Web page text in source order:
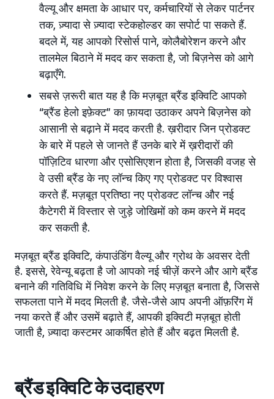
वैल्यू और क्षमता के आधार पर, कर्मचारियों से लेकर पार्टनर
तक, ज़्यादा से ज़्यादा स्टेकहोल्डर का सपोर्ट पा सकते हैं.
बदले में, यह आपको रिसोर्स पाने, कोलैबोरेशन करने और
तालमेल बिठाने में मदद कर सकता है, जो बिज़नेस को आगे
बढ़ाएँगे.
सबसे ज़रूरी बात यह है कि मज़बूत ब्रैंड इक्विटि आपको
“ब्रैंड हेलो इफ़ेक्ट” का फ़ायदा उठाकर अपने बिज़नेस को
आसानी से बढ़ाने में मदद करती है. ख़रीदार जिन प्रोडक्ट
के बारे में पहले से जानते हैं उनके बारे में ख़रीदारों की
पॉज़िटिव धारणा और एसोसिएशन होता है, जिसकी वजह से
वे उसी ब्रैंड के नए लॉन्च किए गए प्रोडक्ट पर विश्वास
करते हैं. मज़बूत प्रतिष्ठा नए प्रोडक्ट लॉन्च और नई
कैटेगरी में विस्तार से जुड़े जोखिमों को कम करने में मदद
कर सकती है.
मज़बूत ब्रैंड इक्विटि, कंपाउंडिंग वैल्यू और ग्रोथ के अवसर देती
है. इससे, रेवेन्यू बढ़ता है जो आपको नई चीज़ें करने और आगे ब्रैंड
बनाने की गतिविधि में निवेश करने के लिए मज़बूत बनाता है, जिससे
सफलता पाने में मदद मिलती है. जैसे-जैसे आप अपनी ऑफ़रिंग में
नया करते हैं और उसमें बढ़ाते हैं, आपकी इक्विटी मज़बूत होती
जाती है, ज़्यादा कस्टमर आकर्षित होते हैं और बढ़त मिलती है.
ब्रैंड इक्विटि के उदाहरण